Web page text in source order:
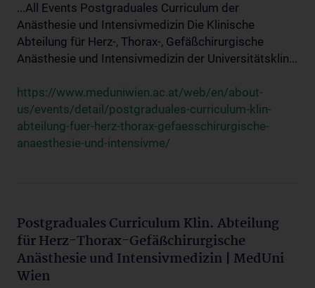
...All Events Postgraduales Curriculum der
Anästhesie und Intensivmedizin Die Klinische
Abteilung für Herz-, Thorax-, Gefäßchirurgische
Anästhesie und Intensivmedizin der Universitätsklin...
https://www.meduniwien.ac.at/web/en/about-
us/events/detail/postgraduales-curriculum-klin-
abteilung-fuer-herz-thorax-gefaesschirurgische-
anaesthesie-und-intensivme/
Postgraduales Curriculum Klin. Abteilung
für Herz-Thorax-Gefäßchirurgische
Anästhesie und Intensivmedizin | MedUni
Wien